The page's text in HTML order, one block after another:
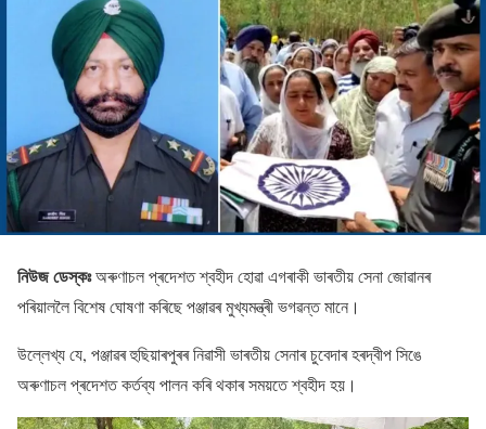
নিউজ ডেস্কঃঅৰুণাচল প্ৰদেশত শ্বহীদ হোৱা এগৰাকী ভাৰতীয় সেনা জোৱানৰ
পৰিয়াললৈ বিশেষ ঘোষণা কৰিছে পঞ্জাৱৰ মুখ্যমন্ত্ৰী ভগৱন্ত মানে।
উল্লেখ্য যে, পঞ্জাৱৰ হুছিয়াৰপুৰৰ নিৱাসী ভাৰতীয় সেনাৰ চুবেদাৰ হৰদ্বীপ সিঙে
অৰুণাচল প্ৰদেশত কৰ্তব্য পালন কৰি থকাৰ সময়তে শ্বহীদ হয়।